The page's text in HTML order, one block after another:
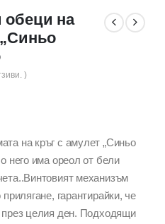
обеци на
)
на кръг с амулет „Синьо
него има ореол от бели
механизъм
гарантирайки, че
целия ден. Подходящи